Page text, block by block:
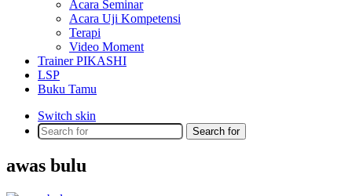
Acara Seminar
Acara Uji Kompetensi
Terapi
Video Moment
Trainer PIKASHI
LSP
Buku Tamu
Switch skin
Search for
awas bulu